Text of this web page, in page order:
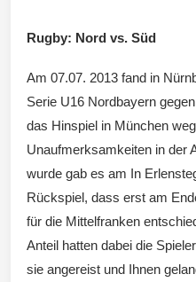
Rugby: Nord vs. Süd
Am 07.07. 2013 fand in
Serie U16 Nordbayern
das Hinspiel in München
Unaufmerksamkeiten in der
wurde gab es am In
Rückspiel, dass erst am
für die Mittelfranken
Anteil hatten dabei die
sie angereist und Ihnen